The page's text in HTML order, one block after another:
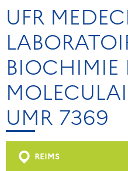
UFR
BIOCHIMIE
UMR 7369
REIMS